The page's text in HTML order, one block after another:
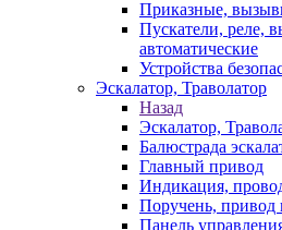
Приказные,
Пускатели, реле,
автоматические
Устройства
Эскалатор, Траволатор
Назад
Эскалатор,
Балюстрада
Главный привод
Индикация,
Поручень, привод
Панель